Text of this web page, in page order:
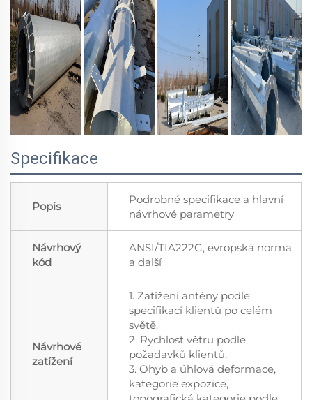
Specifikace
Popis
Podrobné specifikace a hlavní
návrhové parametry
Návrhový
kód
ANSI/TIA222G, evropská norma
a další
Návrhové
zatížení
1. Zatížení antény podle
specifikací klientů po celém
světě.
2. Rychlost větru podle
požadavků klientů.
3. Ohyb a úhlová deformace,
kategorie expozice,